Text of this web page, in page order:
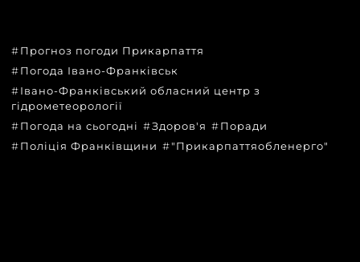
Прогноз погоди Прикарпаття
Погода Івано-Франківськ
Івано-Франківський обласний центр з
гідрометеорології
Погода на сьогодні
Здоров'я
Поради
Поліція Франківщини
"Прикарпаттяобленерго"